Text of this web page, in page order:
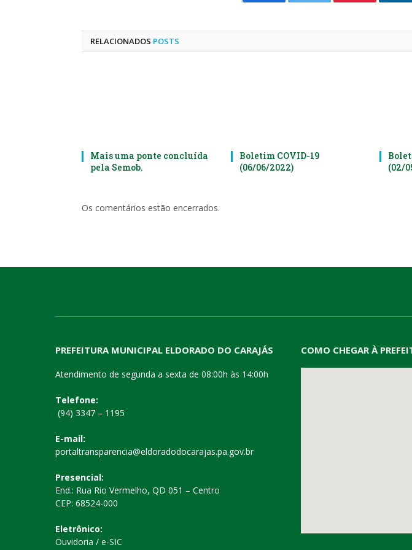
RELACIONADOS POSTS
Mais uma ponte concluída
pela Semob.
Boletim COVID-19
(06/06/2022)
(02/
Os comentários estão encerrados.
PREFEITURA MUNICIPAL ELDORADO DO CARAJÁS
Atendimento de segunda a sexta de 08:00h às 14:00h
Telefone:
(94) 3347 – 1195
E-mail:
portaltransparencia@eldoradodocarajas.pa.gov.br
Presencial:
End.: Rua Rio Vermelho, QD 051 – Centro
CEP: 68524-000
Eletrônico:
Ouvidoria / e-SIC
COMO CHEGAR À